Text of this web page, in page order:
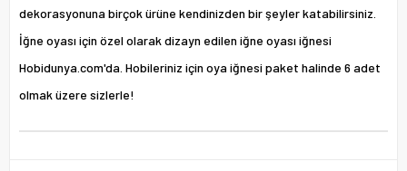
dekorasyonuna birçok ürüne kendinizden bir şeyler katabilirsiniz.
İğne oyası için özel olarak dizayn edilen iğne oyası iğnesi
Hobidunya.com'da. Hobileriniz için oya iğnesi paket halinde 6 adet
olmak üzere sizlerle!